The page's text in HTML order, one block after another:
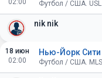
02:00
nik nik
Футбол / США.
18 июн
02:00
Нью-Йорк Сити
Футбол / США.